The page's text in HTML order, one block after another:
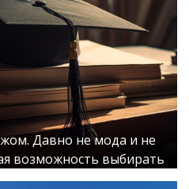
Давно не мода и не
возможность выбирать